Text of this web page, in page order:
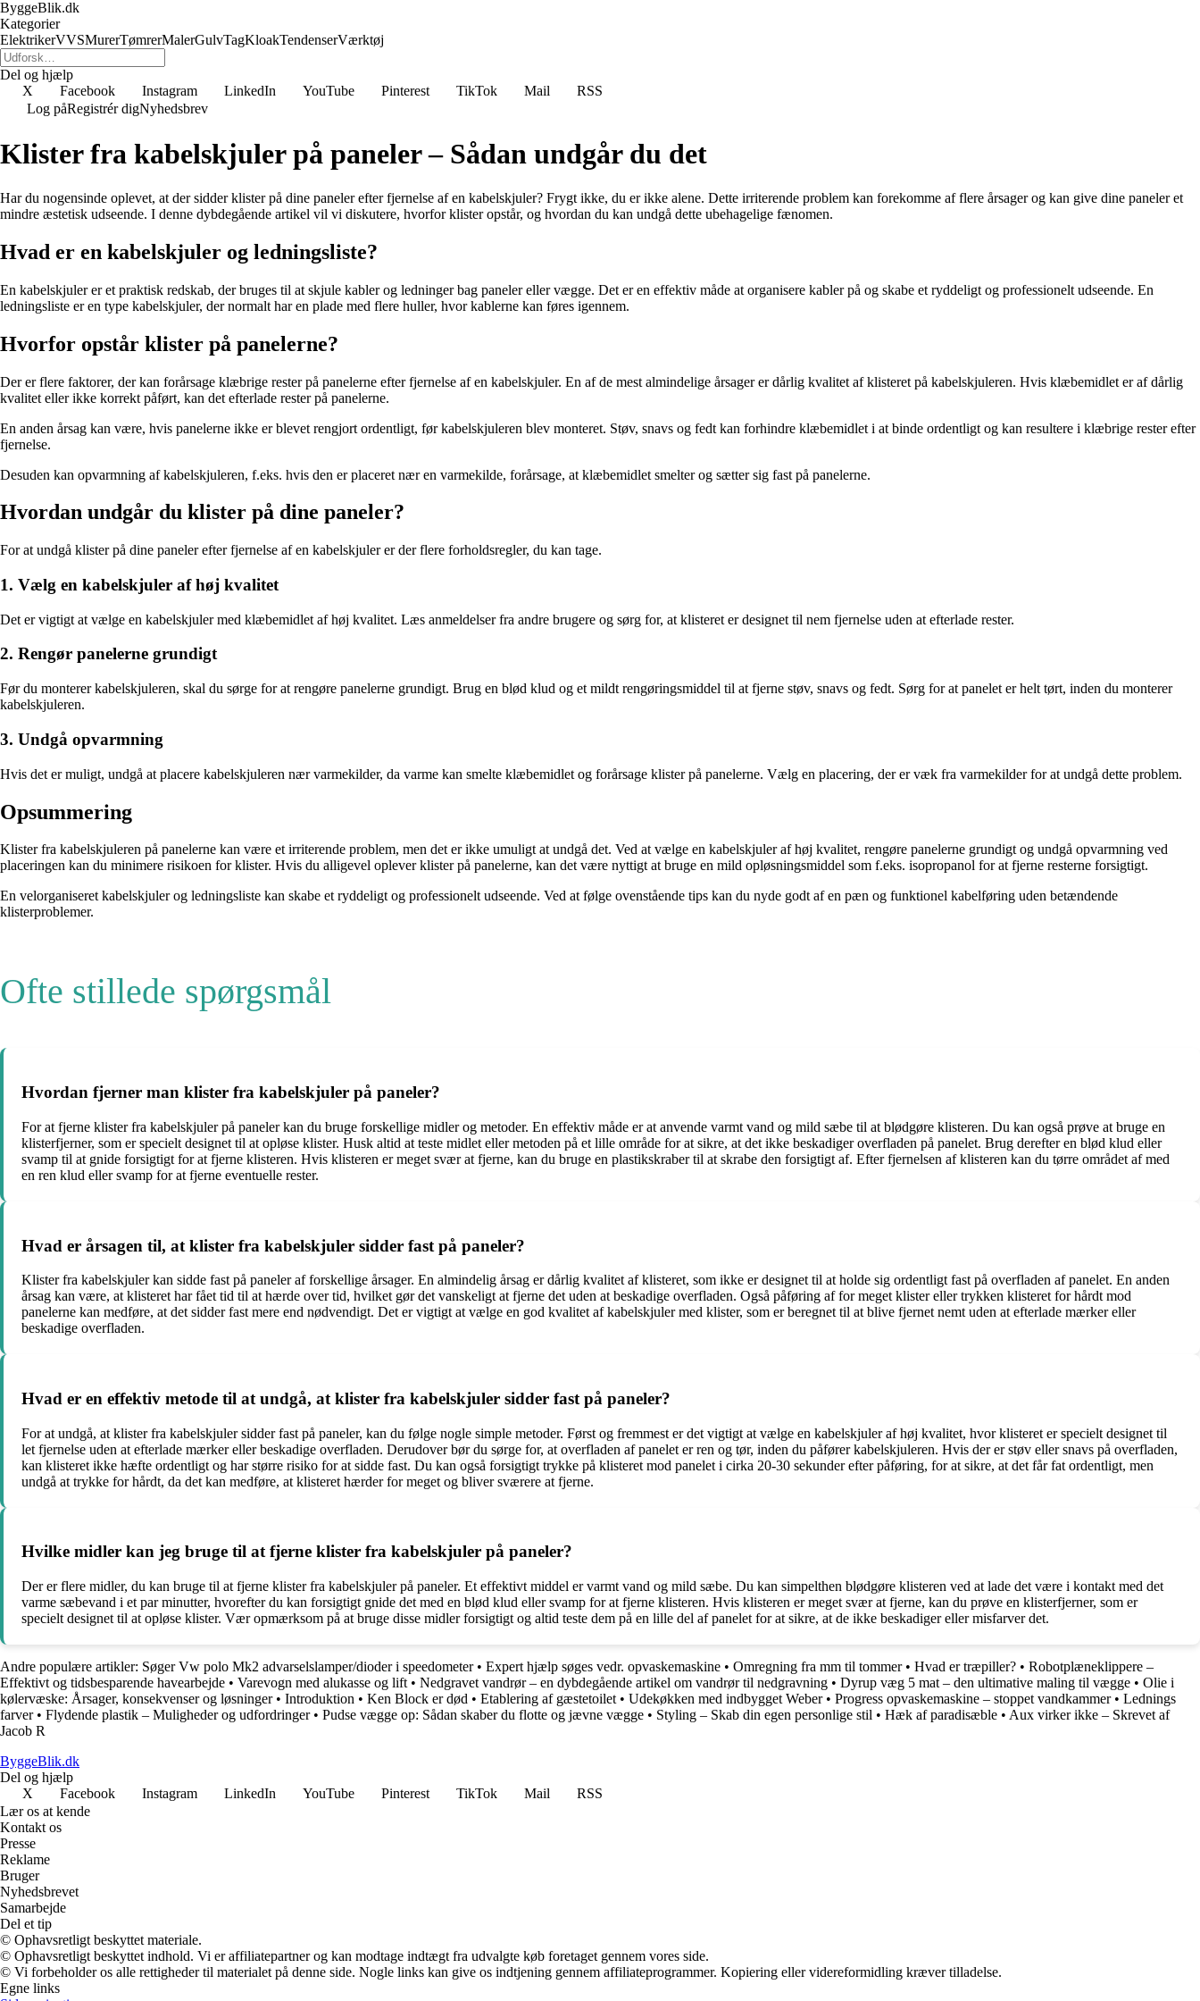
ByggeBlik.dk
Kategorier
ElektrikerVVSMurerTømrerMalerGulvTagKloakTendenserVærktøj
Del og hjælp
X
Facebook Instagram LinkedIn YouTube Pinterest TikTok Mail
RSS
Log påRegistrér digNyhedsbrev
Klister fra kabelskjuler på paneler – Sådan undgår du det
Har du nogensinde oplevet, at der sidder klister på dine paneler efter fjernelse af en kabelskjuler? Frygt ikke, du er ikke alene. Dette irriterende problem kan forekomme af flere årsager og kan give dine paneler et
mindre æstetisk udseende. I denne dybdegående artikel vil vi diskutere, hvorfor klister opstår, og hvordan du kan undgå dette ubehagelige fænomen.
Hvad er en kabelskjuler og ledningsliste?
En kabelskjuler er et praktisk redskab, der bruges til at skjule kabler og ledninger bag paneler eller vægge. Det er en effektiv måde at organisere kabler på og skabe et ryddeligt og professionelt udseende. En
ledningsliste er en type kabelskjuler, der normalt har en plade med flere huller, hvor kablerne kan føres igennem.
Hvorfor opstår klister på panelerne?
Der er flere faktorer, der kan forårsage klæbrige rester på panelerne efter fjernelse af en kabelskjuler. En af de mest almindelige årsager er dårlig kvalitet af klisteret på kabelskjuleren. Hvis klæbemidlet er af dårlig
kvalitet eller ikke korrekt påført, kan det efterlade rester på panelerne.
En anden årsag kan være, hvis panelerne ikke er blevet rengjort ordentligt, før kabelskjuleren blev monteret. Støv, snavs og fedt kan forhindre klæbemidlet i at binde ordentligt og kan resultere i klæbrige rester efter
fjernelse.
Desuden kan opvarmning af kabelskjuleren, f.eks. hvis den er placeret nær en varmekilde, forårsage, at klæbemidlet smelter og sætter sig fast på panelerne.
Hvordan undgår du klister på dine paneler?
For at undgå klister på dine paneler efter fjernelse af en kabelskjuler er der flere forholdsregler, du kan tage.
1. Vælg en kabelskjuler af høj kvalitet
Det er vigtigt at vælge en kabelskjuler med klæbemidlet af høj kvalitet. Læs anmeldelser fra andre brugere og sørg for, at klisteret er designet til nem fjernelse uden at efterlade rester.
2. Rengør panelerne grundigt
Før du monterer kabelskjuleren, skal du sørge for at rengøre panelerne grundigt. Brug en blød klud og et mildt rengøringsmiddel til at fjerne støv, snavs og fedt. Sørg for at panelet er helt tørt, inden du monterer
kabelskjuleren.
3. Undgå opvarmning
Hvis det er muligt, undgå at placere kabelskjuleren nær varmekilder, da varme kan smelte klæbemidlet og forårsage klister på panelerne. Vælg en placering, der er væk fra varmekilder for at undgå dette problem.
Opsummering
Klister fra kabelskjuleren på panelerne kan være et irriterende problem, men det er ikke umuligt at undgå det. Ved at vælge en kabelskjuler af høj kvalitet, rengøre panelerne grundigt og undgå opvarmning ved
placeringen kan du minimere risikoen for klister. Hvis du alligevel oplever klister på panelerne, kan det være nyttigt at bruge en mild opløsningsmiddel som f.eks. isopropanol for at fjerne resterne forsigtigt.
En velorganiseret kabelskjuler og ledningsliste kan skabe et ryddeligt og professionelt udseende. Ved at følge ovenstående tips kan du nyde godt af en pæn og funktionel kabelføring uden betændende
klisterproblemer.
Ofte stillede spørgsmål
Hvordan fjerner man klister fra kabelskjuler på paneler?
For at fjerne klister fra kabelskjuler på paneler kan du bruge forskellige midler og metoder. En effektiv måde er at anvende varmt vand og mild sæbe til at blødgøre klisteren. Du kan også prøve at bruge en
klisterfjerner, som er specielt designet til at opløse klister. Husk altid at teste midlet eller metoden på et lille område for at sikre, at det ikke beskadiger overfladen på panelet. Brug derefter en blød klud eller
svamp til at gnide forsigtigt for at fjerne klisteren. Hvis klisteren er meget svær at fjerne, kan du bruge en plastikskraber til at skrabe den forsigtigt af. Efter fjernelsen af klisteren kan du tørre området af med
en ren klud eller svamp for at fjerne eventuelle rester.
Hvad er årsagen til, at klister fra kabelskjuler sidder fast på paneler?
Klister fra kabelskjuler kan sidde fast på paneler af forskellige årsager. En almindelig årsag er dårlig kvalitet af klisteret, som ikke er designet til at holde sig ordentligt fast på overfladen af panelet. En anden
årsag kan være, at klisteret har fået tid til at hærde over tid, hvilket gør det vanskeligt at fjerne det uden at beskadige overfladen. Også påføring af for meget klister eller trykken klisteret for hårdt mod
panelerne kan medføre, at det sidder fast mere end nødvendigt. Det er vigtigt at vælge en god kvalitet af kabelskjuler med klister, som er beregnet til at blive fjernet nemt uden at efterlade mærker eller
beskadige overfladen.
Hvad er en effektiv metode til at undgå, at klister fra kabelskjuler sidder fast på paneler?
For at undgå, at klister fra kabelskjuler sidder fast på paneler, kan du følge nogle simple metoder. Først og fremmest er det vigtigt at vælge en kabelskjuler af høj kvalitet, hvor klisteret er specielt designet til
let fjernelse uden at efterlade mærker eller beskadige overfladen. Derudover bør du sørge for, at overfladen af panelet er ren og tør, inden du påfører kabelskjuleren. Hvis der er støv eller snavs på overfladen,
kan klisteret ikke hæfte ordentligt og har større risiko for at sidde fast. Du kan også forsigtigt trykke på klisteret mod panelet i cirka 20-30 sekunder efter påføring, for at sikre, at det får fat ordentligt, men
undgå at trykke for hårdt, da det kan medføre, at klisteret hærder for meget og bliver sværere at fjerne.
Hvilke midler kan jeg bruge til at fjerne klister fra kabelskjuler på paneler?
Der er flere midler, du kan bruge til at fjerne klister fra kabelskjuler på paneler. Et effektivt middel er varmt vand og mild sæbe. Du kan simpelthen blødgøre klisteren ved at lade det være i kontakt med det
varme sæbevand i et par minutter, hvorefter du kan forsigtigt gnide det med en blød klud eller svamp for at fjerne klisteren. Hvis klisteren er meget svær at fjerne, kan du prøve en klisterfjerner, som er
specielt designet til at opløse klister. Vær opmærksom på at bruge disse midler forsigtigt og altid teste dem på en lille del af panelet for at sikre, at de ikke beskadiger eller misfarver det.
Andre populære artikler: Søger Vw polo Mk2 advarselslamper/dioder i speedometer • Expert hjælp søges vedr. opvaskemaskine • Omregning fra mm til tommer• Hvad er træpiller? • Robotplæneklippere –
Effektivt og tidsbesparende havearbejde • Varevogn med alukasse og lift • Nedgravet vandrør – en dybdegående artikel om vandrør til nedgravning • Dyrup væg 5 mat – den ultimative maling til vægge • Olie i
kølervæske: Årsager, konsekvenser og løsninger• Introduktion • Ken Block er død • Etablering af gæstetoilet • Udekøkken med indbygget Weber• Progress opvaskemaskine – stoppet vandkammer• Lednings
farver • Flydende plastik – Muligheder og udfordringer• Pudse vægge op: Sådan skaber du flotte og jævne vægge • Styling – Skab din egen personlige stil • Hæk af paradisæble • Aux virker ikke – Skrevet af
Jacob R
ByggeBlik.dk
Del og hjælp
X
Facebook Instagram LinkedIn YouTube Pinterest TikTok Mail
RSS
Lær os at kende
Kontakt os
Presse
Reklame
Bruger
Nyhedsbrevet
Samarbejde
Del et tip
© Ophavsretligt beskyttet materiale.
© Ophavsretligt beskyttet indhold. Vi er affiliatepartner og kan modtage indtægt fra udvalgte køb foretaget gennem vores side.
© Vi forbeholder os alle rettigheder til materialet på denne side. Nogle links kan give os indtjening gennem affiliateprogrammer. Kopiering eller videreformidling kræver tilladelse.
Egne links